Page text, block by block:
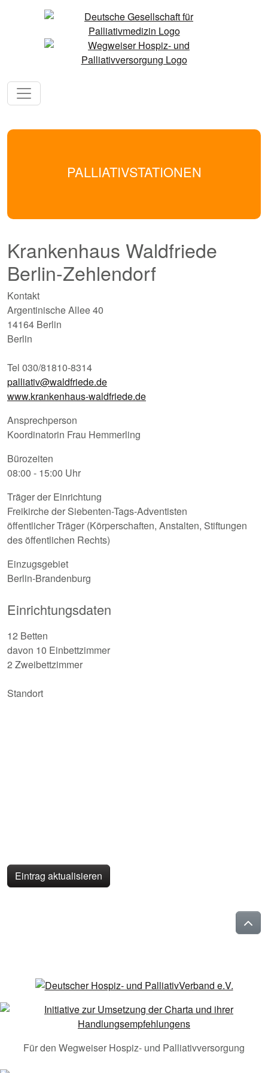
PALLIATIVSTATIONEN
Krankenhaus Waldfriede
Berlin-Zehlendorf
Kontakt
Argentinische Allee 40
14164 Berlin
Berlin
Tel 030/81810-8314
palliativ@waldfriede.de
www.krankenhaus-waldfriede.de
Ansprechperson
Koordinatorin Frau Hemmerling
Bürozeiten
08:00 - 15:00 Uhr
Träger der Einrichtung
Freikirche der Siebenten-Tags-Adventisten
öffentlicher Träger (Körperschaften, Anstalten, Stiftungen
des öffentlichen Rechts)
Einzugsgebiet
Berlin-Brandenburg
Einrichtungsdaten
12 Betten
davon 10 Einbettzimmer
2 Zweibettzimmer
Standort
Eintrag aktualisieren
Für den Wegweiser Hospiz- und Palliativversorgung